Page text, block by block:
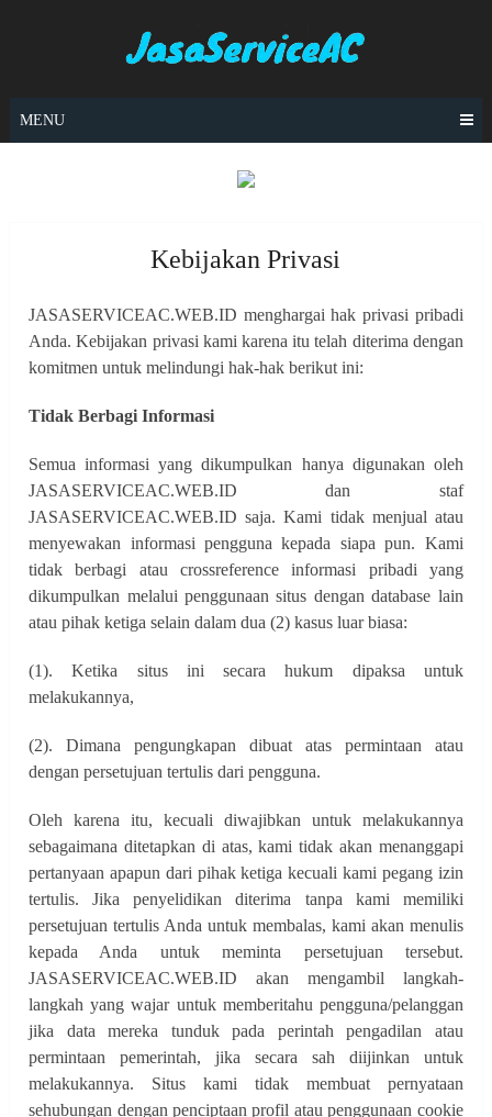
MENU
Kebijakan Privasi
JASASERVICEAC.WEB.ID menghargai hak privasi pribadi
Anda. Kebijakan privasi kami karena itu telah diterima dengan
komitmen untuk melindungi hak-hak berikut ini:
Tidak Berbagi Informasi
Semua informasi yang dikumpulkan hanya digunakan oleh
JASASERVICEAC.WEB.ID dan staf
JASASERVICEAC.WEB.ID saja. Kami tidak menjual atau
menyewakan informasi pengguna kepada siapa pun. Kami
tidak berbagi atau crossreference informasi pribadi yang
dikumpulkan melalui penggunaan situs dengan database lain
atau pihak ketiga selain dalam dua (2) kasus luar biasa:
(1). Ketika situs ini secara hukum dipaksa untuk
melakukannya,
(2). Dimana pengungkapan dibuat atas permintaan atau
dengan persetujuan tertulis dari pengguna.
Oleh karena itu, kecuali diwajibkan untuk melakukannya
sebagaimana ditetapkan di atas, kami tidak akan menanggapi
pertanyaan apapun dari pihak ketiga kecuali kami pegang izin
tertulis. Jika penyelidikan diterima tanpa kami memiliki
persetujuan tertulis Anda untuk membalas, kami akan menulis
kepada Anda untuk meminta persetujuan tersebut.
JASASERVICEAC.WEB.ID akan mengambil langkah-
langkah yang wajar untuk memberitahu pengguna/pelanggan
jika data mereka tunduk pada perintah pengadilan atau
permintaan pemerintah, jika secara sah diijinkan untuk
melakukannya. Situs kami tidak membuat pernyataan
sehubungan dengan penciptaan profil atau penggunaan cookie